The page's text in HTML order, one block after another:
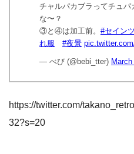
チャルパカブラってチュ
な〜？
③と④は加工前。 #セイン
れ服
#夜景
— べび (@bebi_tter)
https://twitter.com/
32?s=20